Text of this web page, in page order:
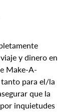
y dinero en
Make-A-
para el/la
que la
inquietudes